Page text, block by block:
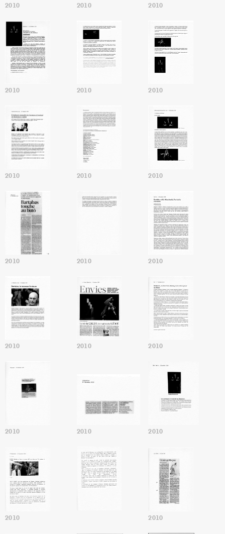
2010 2010 2010
2010 2010 2010
2010 2010 2010
2010 2010 2010
2010 2010 2010
2010 2010 2010
2010 2010